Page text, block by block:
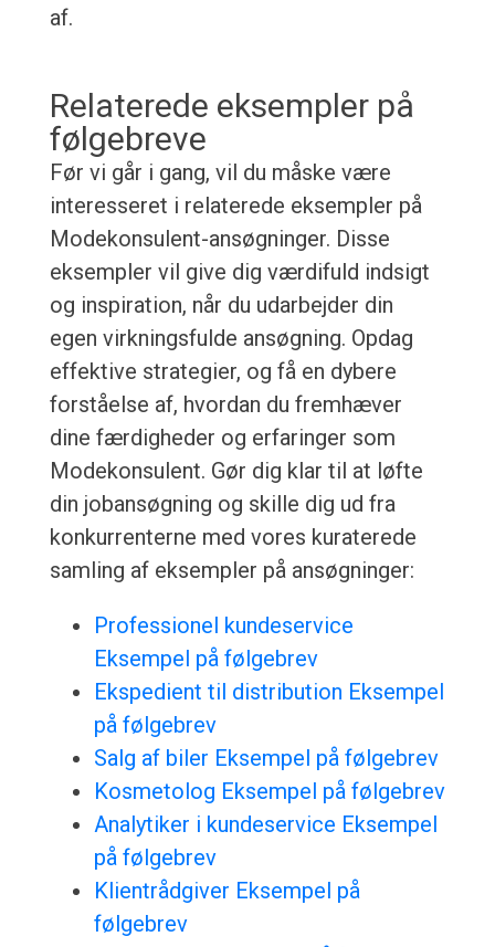
af.
Relaterede eksempler på
følgebreve
Før vi går i gang, vil du måske være
interesseret i relaterede eksempler på
Modekonsulent-ansøgninger. Disse
eksempler vil give dig værdifuld indsigt
og inspiration, når du udarbejder din
egen virkningsfulde ansøgning. Opdag
effektive strategier, og få en dybere
forståelse af, hvordan du fremhæver
dine færdigheder og erfaringer som
Modekonsulent. Gør dig klar til at løfte
din jobansøgning og skille dig ud fra
konkurrenterne med vores kuraterede
samling af eksempler på ansøgninger:
Professionel kundeservice
Eksempel på følgebrev
Ekspedient til distribution Eksempel
på følgebrev
Salg af biler Eksempel på følgebrev
Kosmetolog Eksempel på følgebrev
Analytiker i kundeservice Eksempel
på følgebrev
Klientrådgiver Eksempel på
følgebrev